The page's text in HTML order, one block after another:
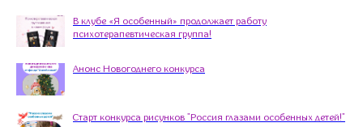
В клубе «Я особенный» продолжает работу
психотерапевтическая группа!
Анонс Новогоднего конкурса
Старт конкурса рисунков "Россия глазами особенных детей!"